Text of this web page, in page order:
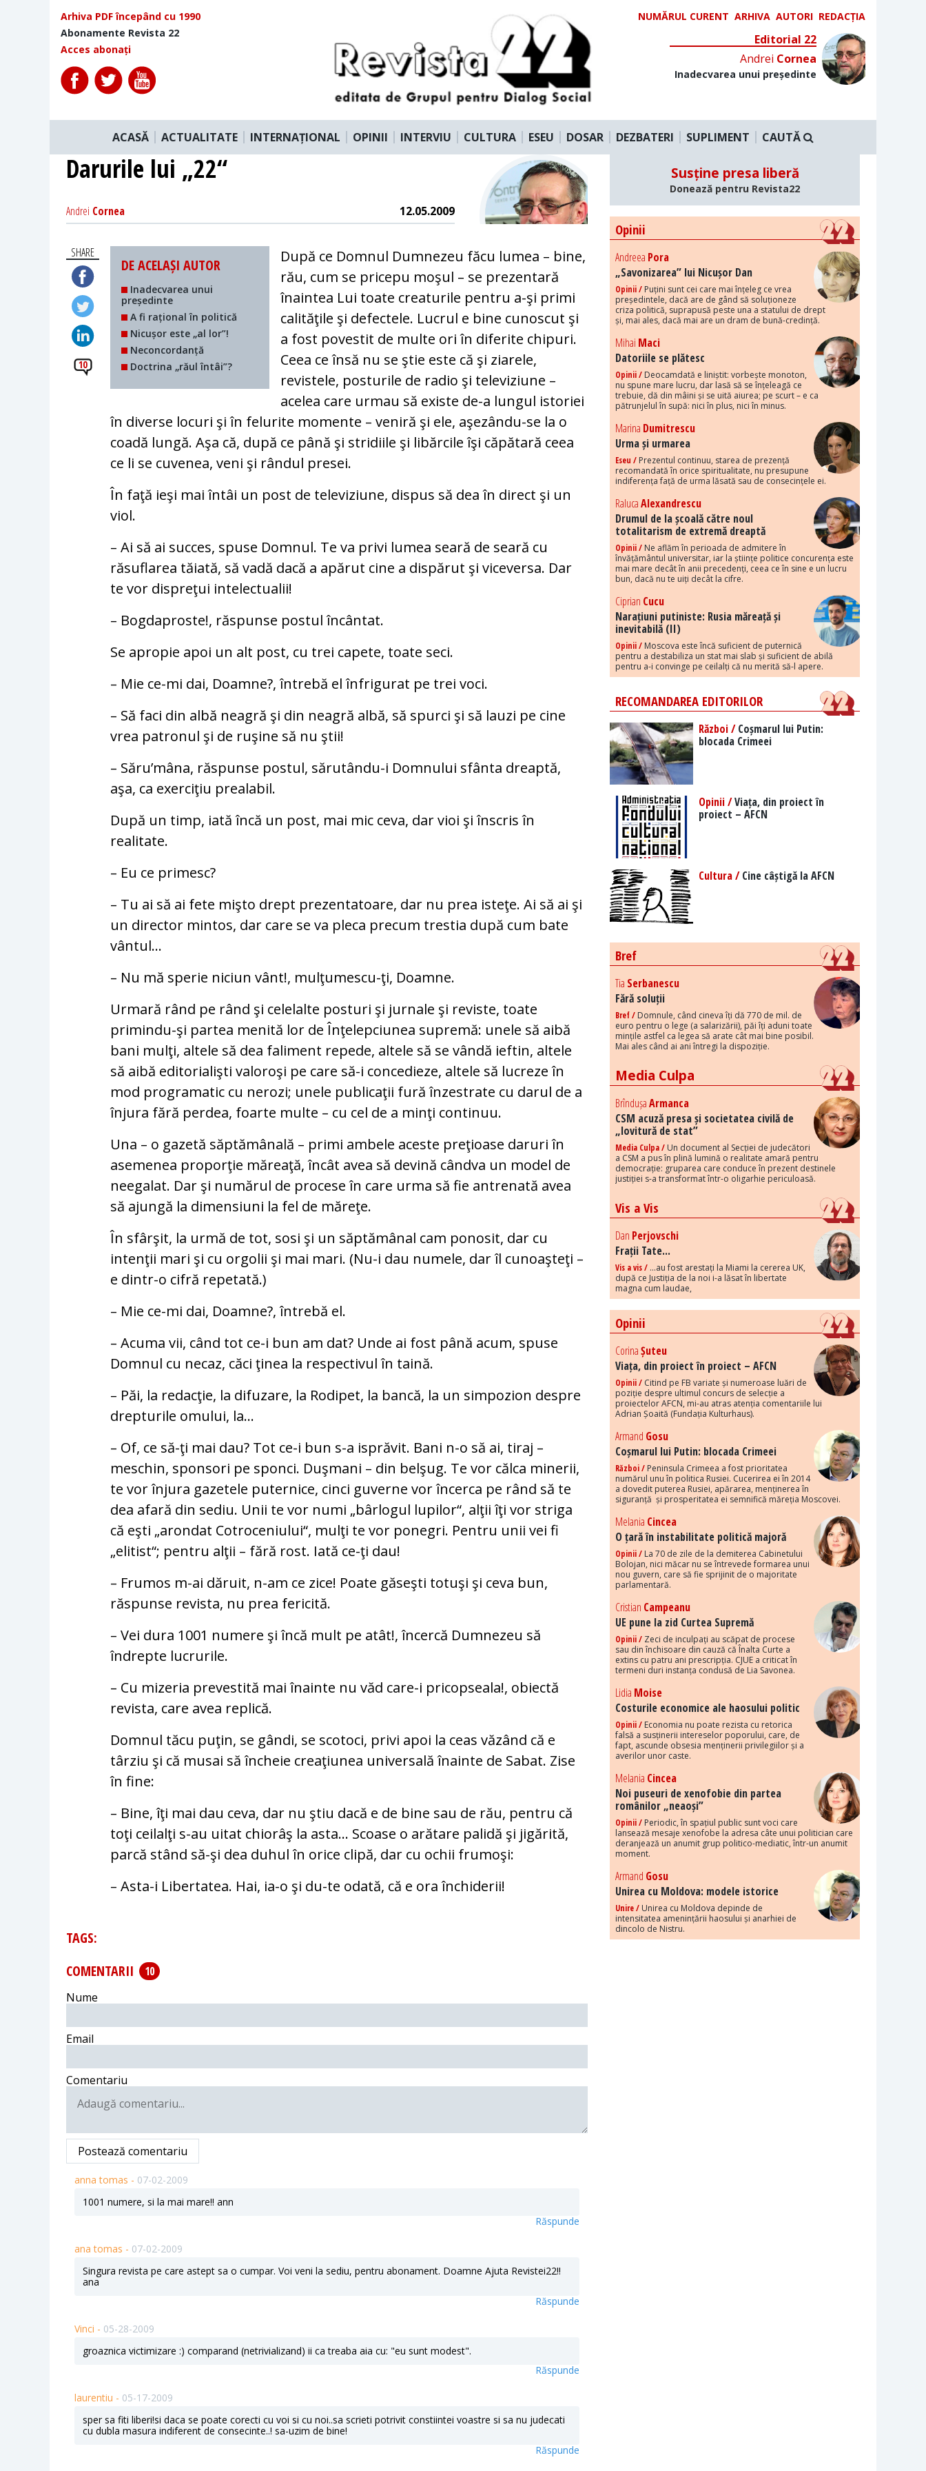
Arhiva PDF începând cu 1990
Abonamente Revista 22
Acces abonați
NUMĂRUL CURENT ARHIVA AUTORI REDACȚIA
Editorial 22
Andrei Cornea
Inadecvarea unui președinte
ACASĂ ACTUALITATE INTERNAȚIONAL OPINII INTERVIU CULTURA ESEU DOSAR DEZBATERI SUPLIMENT CAUTĂ
Darurile lui „22“
Andrei Cornea 12.05.2009
SHARE
10
DE ACELAȘI AUTOR
Inadecvarea unui
președinte
A fi rațional în politică
Nicușor este „al lor”!
Neconcordanță
Doctrina „răul întâi”?
După ce Domnul Dumnezeu făcu lumea – bine,
rău, cum se pricepu moşul – se prezentară
înaintea Lui toate creaturile pentru a-şi primi
calităţile şi defectele. Lucrul e bine cunoscut şi
a fost povestit de multe ori în diferite chipuri.
Ceea ce însă nu se ştie este că şi ziarele,
revistele, posturile de radio şi televiziune –
acelea care urmau să existe de-a lungul istoriei
în diverse locuri şi în felurite momente – veniră şi ele, aşezându-se la o
coadă lungă. Aşa că, după ce până şi stridiile şi libărcile îşi căpătară ceea
ce li se cuvenea, veni şi rândul presei.
În faţă ieşi mai întâi un post de televiziune, dispus să dea în direct şi un
viol.
– Ai să ai succes, spuse Domnul. Te va privi lumea seară de seară cu
răsuflarea tăiată, să vadă dacă a apărut cine a dispărut şi viceversa. Dar
te vor dispreţui intelectualii!
– Bogdaproste!, răspunse postul încântat.
Se apropie apoi un alt post, cu trei capete, toate seci.
– Mie ce-mi dai, Doamne?, întrebă el înfrigurat pe trei voci.
– Să faci din albă neagră şi din neagră albă, să spurci şi să lauzi pe cine
vrea patronul şi de ruşine să nu ştii!
– Săru’mâna, răspunse postul, sărutându-i Domnului sfânta dreaptă,
aşa, ca exerciţiu prealabil.
După un timp, iată încă un post, mai mic ceva, dar vioi şi înscris în
realitate.
– Eu ce primesc?
– Tu ai să ai fete mişto drept prezentatoare, dar nu prea isteţe. Ai să ai şi
un director mintos, dar care se va pleca precum trestia după cum bate
vântul...
– Nu mă sperie niciun vânt!, mulţumescu-ţi, Doamne.
Urmară rând pe rând şi celelalte posturi şi jurnale şi reviste, toate
primindu-şi partea menită lor de Înţelepciunea supremă: unele să aibă
bani mulţi, altele să dea faliment repede, altele să se vândă ieftin, altele
să aibă editorialişti valoroşi pe care să-i concedieze, altele să lucreze în
mod programatic cu nerozi; unele publicaţii fură înzestrate cu darul de a
înjura fără perdea, foarte multe – cu cel de a minţi continuu.
Una – o gazetă săptămânală – primi ambele aceste preţioase daruri în
asemenea proporţie măreaţă, încât avea să devină cândva un model de
neegalat. Dar şi numărul de procese în care urma să fie antrenată avea
să ajungă la dimensiuni la fel de măreţe.
În sfârşit, la urmă de tot, sosi şi un săptămânal cam ponosit, dar cu
intenţii mari şi cu orgolii şi mai mari. (Nu-i dau numele, dar îl cunoaşteţi –
e dintr-o cifră repetată.)
– Mie ce-mi dai, Doamne?, întrebă el.
– Acuma vii, când tot ce-i bun am dat? Unde ai fost până acum, spuse
Domnul cu necaz, căci ţinea la respectivul în taină.
– Păi, la redacţie, la difuzare, la Rodipet, la bancă, la un simpozion despre
drepturile omului, la...
– Of, ce să-ţi mai dau? Tot ce-i bun s-a isprăvit. Bani n-o să ai, tiraj –
meschin, sponsori pe sponci. Duşmani – din belşug. Te vor călca minerii,
te vor înjura gazetele puternice, cinci guverne vor încerca pe rând să te
dea afară din sediu. Unii te vor numi „bârlogul lupilor“, alţii îţi vor striga
că eşti „arondat Cotroceniului“, mulţi te vor ponegri. Pentru unii vei fi
„elitist“; pentru alţii – fără rost. Iată ce-ţi dau!
– Frumos m-ai dăruit, n-am ce zice! Poate găseşti totuşi şi ceva bun,
răspunse revista, nu prea fericită.
– Vei dura 1001 numere şi încă mult pe atât!, încercă Dumnezeu să
îndrepte lucrurile.
– Cu mizeria prevestită mai înainte nu văd care-i pricopseala!, obiectă
revista, care avea replică.
Domnul tăcu puţin, se gândi, se scotoci, privi apoi la ceas văzând că e
târziu şi că musai să încheie creaţiunea universală înainte de Sabat. Zise
în fine:
– Bine, îţi mai dau ceva, dar nu ştiu dacă e de bine sau de rău, pentru că
toţi ceilalţi s-au uitat chiorâş la asta... Scoase o arătare palidă şi jigărită,
parcă stând să-şi dea duhul în orice clipă, dar cu ochii frumoşi:
– Asta-i Libertatea. Hai, ia-o şi du-te odată, că e ora închiderii!
TAGS:
COMENTARII
10
Nume
Email
Comentariu
Postează comentariu
anna tomas - 07-02-2009
1001 numere, si la mai mare!! ann
Răspunde
ana tomas - 07-02-2009
Singura revista pe care astept sa o cumpar. Voi veni la sediu, pentru abonament. Doamne Ajuta Revistei22!!
ana
Răspunde
Vinci - 05-28-2009
groaznica victimizare :) comparand (netrivializand) ii ca treaba aia cu: "eu sunt modest".
Răspunde
laurentiu - 05-17-2009
sper sa fiti liberi!si daca se poate corecti cu voi si cu noi..sa scrieti potrivit constiintei voastre si sa nu judecati
cu dubla masura indiferent de consecinte..! sa-uzim de bine!
Răspunde
Susține presa liberă
Donează pentru Revista22
Opinii
Andreea Pora
„Savonizarea” lui Nicușor Dan
Opinii / Puțini sunt cei care mai înțeleg ce vrea
președintele, dacă are de gând să soluționeze
criza politică, suprapusă peste una a statului de drept
și, mai ales, dacă mai are un dram de bună-credință.
Mihai Maci
Datoriile se plătesc
Opinii / Deocamdată e liniștit: vorbește monoton,
nu spune mare lucru, dar lasă să se înțeleagă ce
trebuie, dă din mâini și se uită aiurea; pe scurt – e ca
pătrunjelul în supă: nici în plus, nici în minus.
Marina Dumitrescu
Urma și urmarea
Eseu / Prezentul continuu, starea de prezență
recomandată în orice spiritualitate, nu presupune
indiferența față de urma lăsată sau de consecințele ei.
RalucaAlexandrescu
Drumul de la școală către noul
totalitarism de extremă dreaptă
Opinii / Ne aflăm în perioada de admitere în
învățământul universitar, iar la științe politice concurența este
mai mare decât în anii precedenți, ceea ce în sine e un lucru
bun, dacă nu te uiți decât la cifre.
Ciprian Cucu
Narațiuni putiniste: Rusia măreață și
inevitabilă (II)
Opinii / Moscova este încă suficient de puternică
pentru a destabiliza un stat mai slab și suficient de abilă
pentru a-i convinge pe ceilalți că nu merită să-l apere.
RECOMANDAREA EDITORILOR
Război /Coșmarul lui Putin:
blocada Crimeei
Opinii /Viața, din proiect în
proiect – AFCN
Cultura /Cine câștigă la AFCN
Bref
Tia Serbanescu
Fără soluții
Bref / Domnule, când cineva îți dă 770 de mil. de
euro pentru o lege (a salarizării), păi îți aduni toate
mințile astfel ca legea să arate cât mai bine posibil.
Mai ales când ai ani întregi la dispoziție.
Media Culpa
BrîndușaArmanca
CSM acuză presa și societatea civilă de
„lovitură de stat”
Media Culpa / Un document al Secției de judecători
a CSM a pus în plină lumină o realitate amară pentru
democrație: gruparea care conduce în prezent destinele
justiției s-a transformat într-o oligarhie periculoasă.
Vis a Vis
Dan Perjovschi
Frații Tate...
Vis a vis / ...au fost arestați la Miami la cererea UK,
după ce Justiția de la noi i-a lăsat în libertate
magna cum laudae,
Opinii
CorinaȘuteu
Viața, din proiect în proiect – AFCN
Opinii / Citind pe FB variate și numeroase luări de
poziție despre ultimul concurs de selecție a
proiectelor AFCN, mi-au atras atenția comentariile lui
Adrian Șoaită (Fundația Kulturhaus).
Armand Gosu
Coșmarul lui Putin: blocada Crimeei
Război / Peninsula Crimeea a fost prioritatea
numărul unu în politica Rusiei. Cucerirea ei în 2014
a dovedit puterea Rusiei, apărarea, menținerea în
siguranță și prosperitatea ei semnifică măreția Moscovei.
Melania Cincea
O țară în instabilitate politică majoră
Opinii / La 70 de zile de la demiterea Cabinetului
Bolojan, nici măcar nu se întrevede formarea unui
nou guvern, care să fie sprijinit de o majoritate
parlamentară.
Cristian Campeanu
UE pune la zid Curtea Supremă
Opinii / Zeci de inculpați au scăpat de procese
sau din închisoare din cauză că Înalta Curte a
extins cu patru ani prescripția. CJUE a criticat în
termeni duri instanța condusă de Lia Savonea.
Lidia Moise
Costurile economice ale haosului politic
Opinii / Economia nu poate rezista cu retorica
falsă a susținerii intereselor poporului, care, de
fapt, ascunde obsesia menținerii privilegiilor și a
averilor unor caste.
Melania Cincea
Noi puseuri de xenofobie din partea
românilor „neaoși”
Opinii / Periodic, în spațiul public sunt voci care
lansează mesaje xenofobe la adresa câte unui politician care
deranjează un anumit grup politico-mediatic, într-un anumit
moment.
Armand Gosu
Unirea cu Moldova: modele istorice
Unire / Unirea cu Moldova depinde de
intensitatea amenințării haosului și anarhiei de
dincolo de Nistru.